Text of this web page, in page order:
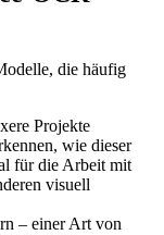
die häufig
Projekte
wie dieser
für die Arbeit mit
visuell
– einer Art von